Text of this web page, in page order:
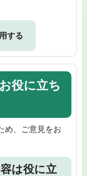
する
役に立ち
め、ご意見をお
は役に立